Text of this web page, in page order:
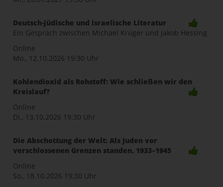
Deutsch-jüdische und israelische Literatur
Ein Gespräch zwischen Michael Krüger und Jakob Hessing
Online
Mo., 12.10.2026 19:30 Uhr
Kohlendioxid als Rohstoff: Wie schließen wir den
Kreislauf?
Online
Di., 13.10.2026 19:30 Uhr
Die Abschottung der Welt: Als Juden vor
verschlossenen Grenzen standen. 1933–1945
Online
So., 18.10.2026 19:30 Uhr